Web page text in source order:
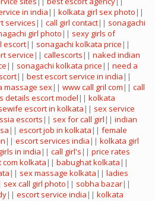
in india || kolkata girl sex photo ||
services || call girl contact|| sonagachi
girl photo || sexy girls of
escort|| sonagachi kolkata price ||
service || callescorts || naked indian
|| sonagachi kolkata price || need a
|| best escort service in india ||
massage sex|| www call gril com || call
details escort model || kolkata
escort in kolkata || sex service
escorts || sex for call girl || indian
|| escort job in kolkata || female
|| escort services india || kolkata girl
in india || call girl's || price rates
kolkata || babughat kolkata ||
|| sex massage kolkata || ladies
sex call girl photo || sobha bazar||
|| escort service india || kolkata